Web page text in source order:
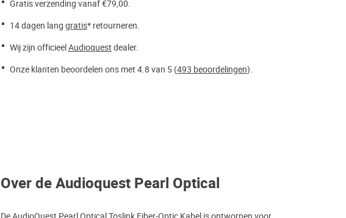
Gratis verzending vanaf €79,00.
14 dagen lang gratis* retourneren.
Wij zijn officieelAudioquest dealer.
Onze klanten beoordelen ons met 4.8 van 5 (493 beoordelingen).
Over de Audioquest Pearl Optical